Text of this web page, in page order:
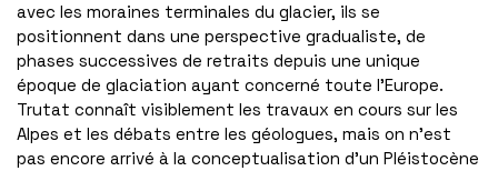
avec les moraines terminales du glacier, ils se
positionnent dans une perspective gradualiste, de
phases successives de retraits depuis une unique
époque de glaciation ayant concerné toute l’Europe.
Trutat connaît visiblement les travaux en cours sur les
Alpes et les débats entre les géologues, mais on n’est
pas encore arrivé à la conceptualisation d’un Pléistocène